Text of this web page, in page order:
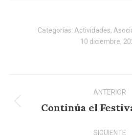
Categorías: Actividades,
10 diciembre,
Navegación
entre
publicaciones
ANTERIOR
Continúa el
SIGUIENTE